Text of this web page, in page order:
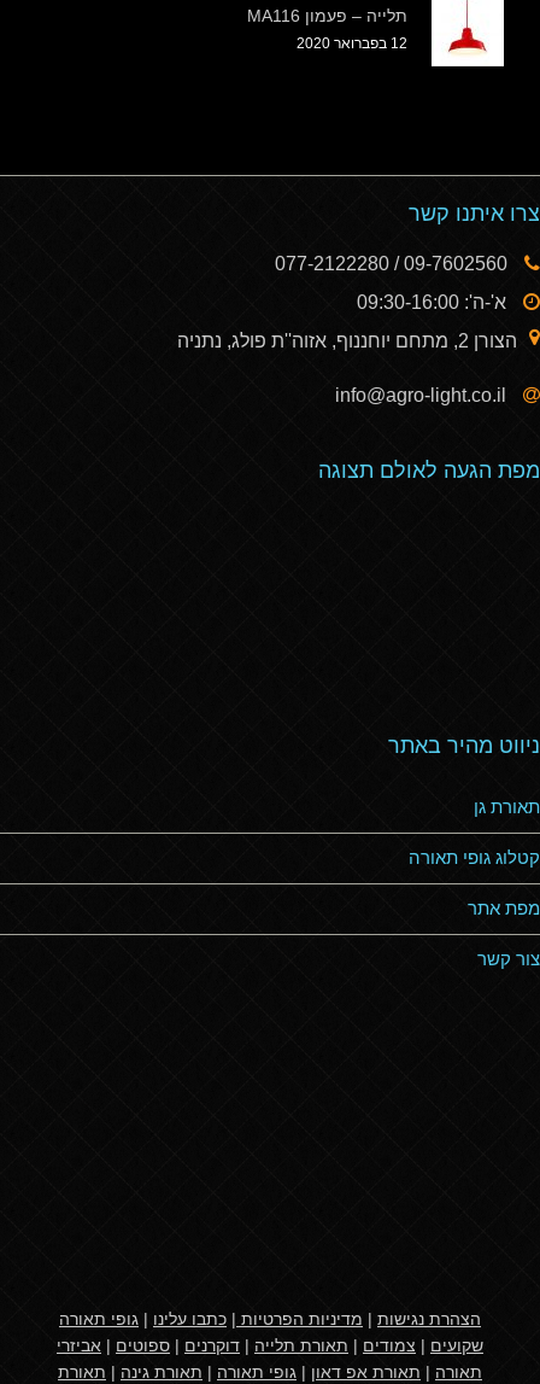
תלייה – פעמון MA116
12 בפברואר 2020
צרו איתנו קשר
א'-ה': 09:30-16:00
הצורן 2, מתחם יוחננוף, אזוה''ת פולג, נתניה
מפת הגעה לאולם תצוגה
ניווט מהיר באתר
תאורת גן
קטלוג גופי תאורה
מפת אתר
צור קשר
הצהרת נגישות | מדיניות הפרטיות | כתבו עלינו | גופי תאורה
שקועים | צמודים | תאורת תלייה | דוקרנים | ספוטים | אביזרי
תאורה | תאורת אפ דאון | גופי תאורה | תאורת גינה | תאורת